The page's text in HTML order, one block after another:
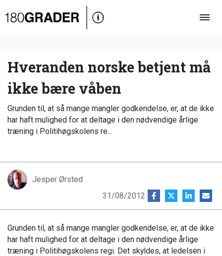
Oversigt
Debat
Video
Podcast
Hveranden norske betjent må
ikke bære våben
Grunden til, at så mange mangler godkendelse, er, at de ikke
har haft mulighed for at deltage i den nødvendige årlige
træning i Politihøgskolens re...
Jesper Ørsted
31/08/2012
Grunden til, at så mange mangler godkendelse, er, at de ikke
har haft mulighed for at deltage i den nødvendige årlige
træning i Politihøgskolens regi. Det skyldes, at ledelsen i